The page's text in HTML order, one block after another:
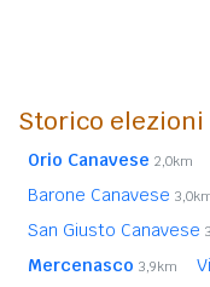
Storico
Orio Canavese 2,0km
Barone Canavese
San Giusto Canavese
Mercenasco 3,9km